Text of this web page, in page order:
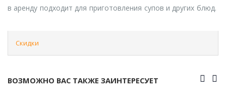
в аренду подходит для приготовления супов и других блюд.
Скидки
ВОЗМОЖНО ВАС ТАКЖЕ ЗАИНТЕРЕСУЕТ